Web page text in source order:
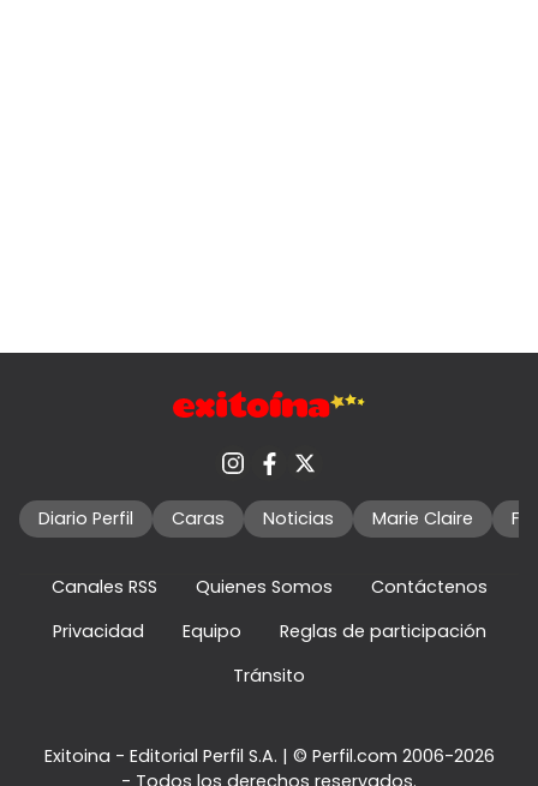
Diario Perfil Caras Noticias Marie Claire
Canales RSS Quienes Somos
Contáctenos
Privacidad
Equipo
Reglas de participación
Tránsito
Exitoina - Editorial Perfil S.A. | © Perfil.com 2006-2026